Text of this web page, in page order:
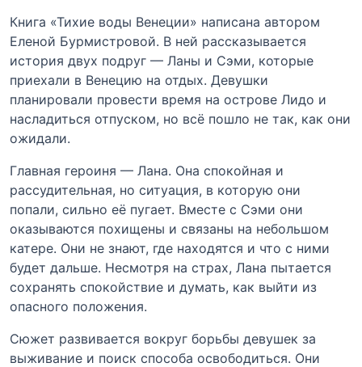
Книга «Тихие воды Венеции» написана автором
Еленой Бурмистровой. В ней рассказывается
история двух подруг — Ланы и Сэми, которые
приехали в Венецию на отдых. Девушки
планировали провести время на острове Лидо и
насладиться отпуском, но всё пошло не так, как они
ожидали.
Главная героиня — Лана. Она спокойная и
рассудительная, но ситуация, в которую они
попали, сильно её пугает. Вместе с Сэми они
оказываются похищены и связаны на небольшом
катере. Они не знают, где находятся и что с ними
будет дальше. Несмотря на страх, Лана пытается
сохранять спокойствие и думать, как выйти из
опасного положения.
Сюжет развивается вокруг борьбы девушек за
выживание и поиск способа освободиться. Они